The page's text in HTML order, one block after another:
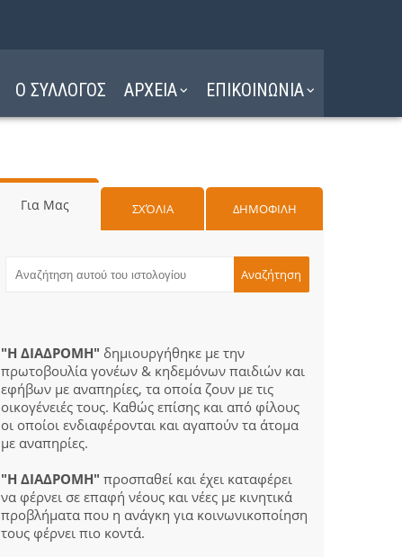
Ο ΣΥΛΛΟΓΟΣ ΑΡΧΕΙΑ ΕΠΙΚΟΙΝΩΝΙΑ
Για Μας ΣΧΌΛΙΑ ΔΗΜΟΦΙΛΗ
"Η ΔΙΑΔΡΟΜΗ" δημιουργήθηκε με την
πρωτοβουλία γονέων & κηδεμόνων παιδιών και
εφήβων με αναπηρίες, τα οποία ζουν με τις
οικογένειές τους. Καθώς επίσης και από φίλους
οι οποίοι ενδιαφέρονται και αγαπούν τα άτομα
με αναπηρίες.
"Η ΔΙΑΔΡΟΜΗ" προσπαθεί και έχει καταφέρει
να φέρνει σε επαφή νέους και νέες με κινητικά
προβλήματα που η ανάγκη για κοινωνικοποίηση
τους φέρνει πιο κοντά.